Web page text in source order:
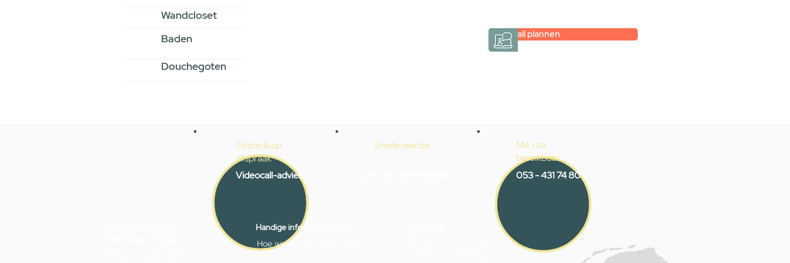
Wandcloset
Baden
Douchegoten
Videocall plannen
Gratis & op
afspraak
Videocall-advies
Snelle reactie
Ma - za
bereikbaar
053 - 431 74 80
Handige informatie voor jou.
Hoe werkt videocall je badkamer?